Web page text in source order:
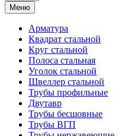
Меню
Арматура
Квадрат стальной
Круг стальной
Полоса стальная
Уголок стальной
Швеллер стальной
Трубы профильные
Двутавр
Трубы бесшовные
Трубы ВГП